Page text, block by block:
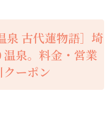
泉 古代蓮物語］埼
泉。料金・営業
ーポン